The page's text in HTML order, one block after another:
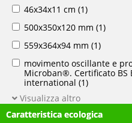
46x34x11 cm (1)
500x350x120 mm (1)
559x364x94 mm (1)
movimento oscillante e
Microban®. Certificato BS
international (1)
Visualizza altro
Caratteristica ecologica